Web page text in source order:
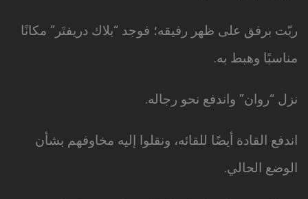
ربّت برفق على ظهر رفيقه؛ فوجد “بلاك دريفتَر” مكانًا
مناسبًا وهبط به.
نزل “روان” واندفع نحو رجاله.
اندفع القادة أيضًا للقائه، ونقلوا إليه مخاوفهم بشأن
الوضع الحالي.